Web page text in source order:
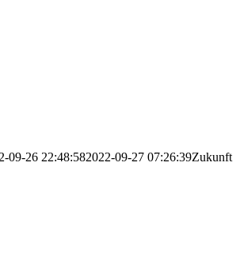
09-26 22:48:582022-09-27 07:26:39Zukunft